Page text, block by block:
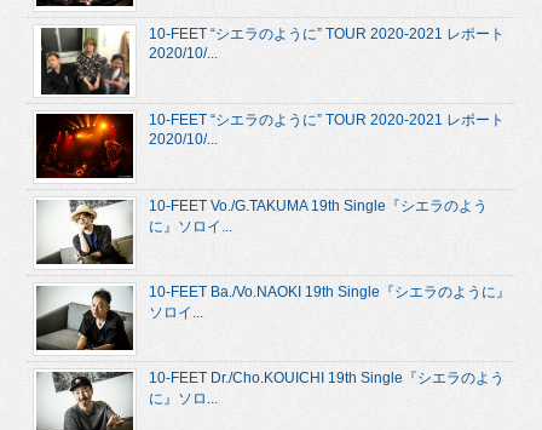
10-FEET “シエラのように” TOUR 2020-2021 レポート
2020/10/...
10-FEET “シエラのように” TOUR 2020-2021 レポート
2020/10/...
10-FEET Vo./G.TAKUMA 19th Single『シエラのよう
に』ソロイ...
10-FEET Ba./Vo.NAOKI 19th Single『シエラのように』
ソロイ...
10-FEET Dr./Cho.KOUICHI 19th Single『シエラのよう
に』ソロ...